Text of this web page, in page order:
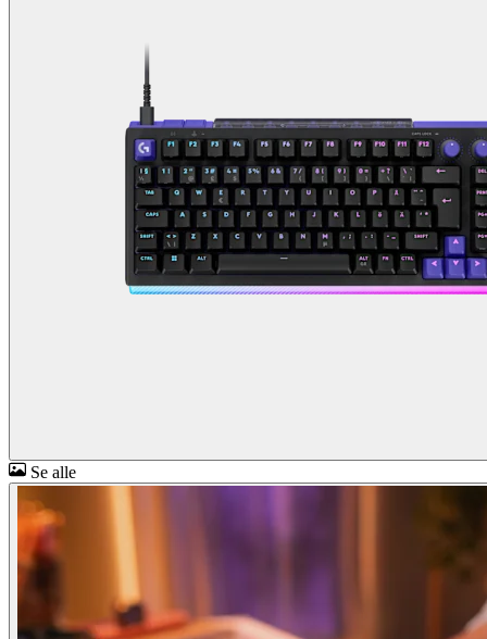
Se alle